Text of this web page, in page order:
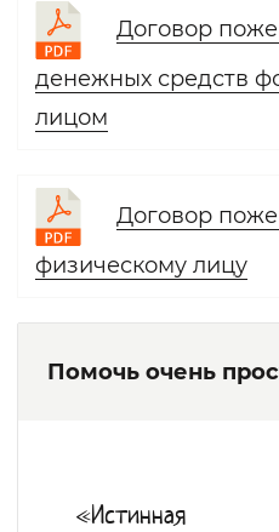
Договор
денежных средств
лицом
Договор
физическому лицу
Помочь очень
«Истинная